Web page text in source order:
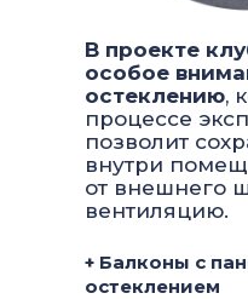
В проекте
особое
остеклению,
процессе
позволит
внутри
от внешнего
вентиляцию.
+ Балконы с
остеклением